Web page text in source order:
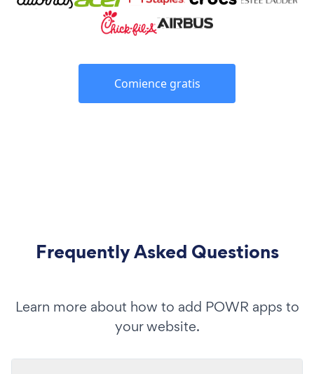
Comience gratis
Frequently Asked Questions
Learn more about how to add POWR apps to
your website.